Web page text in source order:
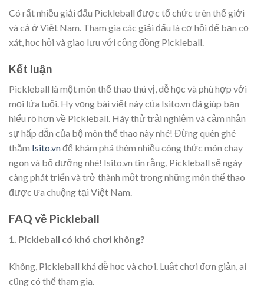
Có rất nhiều giải đấu Pickleball được tổ chức trên thế giới
và cả ở Việt Nam. Tham gia các giải đấu là cơ hội để bạn cọ
xát, học hỏi và giao lưu với cộng đồng Pickleball.
Kết luận
Pickleball là một môn thể thao thú vị, dễ học và phù hợp với
mọi lứa tuổi. Hy vọng bài viết này của Isito.vn đã giúp bạn
hiểu rõ hơn về Pickleball. Hãy thử trải nghiệm và cảm nhận
sự hấp dẫn của bộ môn thể thao này nhé! Đừng quên ghé
thăm Isito.vnđể khám phá thêm nhiều công thức món chay
ngon và bổ dưỡng nhé! Isito.vn tin rằng, Pickleball sẽ ngày
càng phát triển và trở thành một trong những môn thể thao
được ưa chuộng tại Việt Nam.
FAQ về Pickleball
1. Pickleball có khó chơi không?
Không, Pickleball khá dễ học và chơi. Luật chơi đơn giản, ai
cũng có thể tham gia.